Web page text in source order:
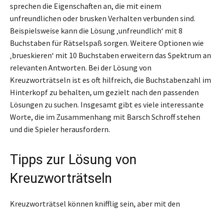
sprechen die Eigenschaften an, die mit einem
unfreundlichen oder brusken Verhalten verbunden sind.
Beispielsweise kann die Lösung ‚unfreundlich‘ mit 8
Buchstaben für Rätselspaß sorgen. Weitere Optionen wie
‚brueskieren‘ mit 10 Buchstaben erweitern das Spektrum an
relevanten Antworten. Bei der Lösung von
Kreuzworträtseln ist es oft hilfreich, die Buchstabenzahl im
Hinterkopf zu behalten, um gezielt nach den passenden
Lösungen zu suchen. Insgesamt gibt es viele interessante
Worte, die im Zusammenhang mit Barsch Schroff stehen
und die Spieler herausfordern.
Tipps zur Lösung von
Kreuzworträtseln
Kreuzworträtsel können knifflig sein, aber mit den